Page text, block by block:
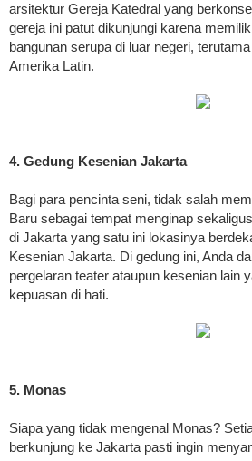
arsitektur Gereja Katedral yang
gereja ini patut dikunjungi karena
bangunan serupa di luar negeri,
Amerika Latin.
4. Gedung Kesenian Jakarta
Bagi para pencinta seni, tidak salah
Baru sebagai tempat menginap
di Jakarta yang satu ini lokasinya
Kesenian Jakarta. Di gedung ini, Anda
pergelaran teater ataupun kesenian lain
kepuasan di hati.
5. Monas
Siapa yang tidak mengenal Monas?
berkunjung ke Jakarta pasti ingin